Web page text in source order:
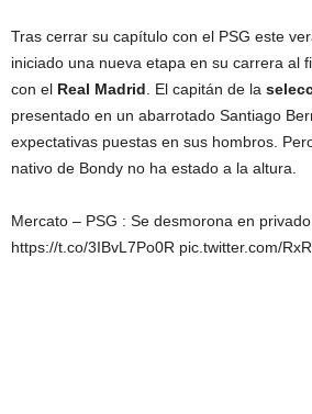
Tras cerrar su capítulo con el PSG este
iniciado una nueva etapa en su carrera al
con el Real Madrid. El capitán de la
presentado en un abarrotado Santiago
expectativas puestas en sus hombros.
nativo de Bondy no ha estado a la altura.
Mercato – PSG : Se desmorona en
https://t.co/3IBvL7Po0R pic.twitter.com/